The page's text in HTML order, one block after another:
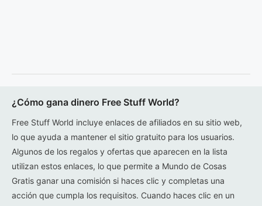
¿Cómo gana dinero Free Stuff World?
Free Stuff World incluye enlaces de afiliados en su sitio web,
lo que ayuda a mantener el sitio gratuito para los usuarios.
Algunos de los regalos y ofertas que aparecen en la lista
utilizan estos enlaces, lo que permite a Mundo de Cosas
Gratis ganar una comisión si haces clic y completas una
acción que cumpla los requisitos. Cuando haces clic en un